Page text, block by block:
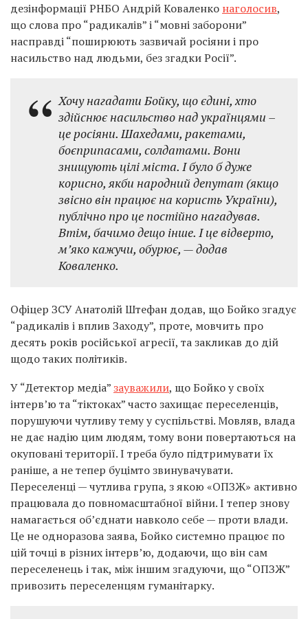
дезінформації РНБО Андрій Коваленко наголосив,
що слова про “радикалів” і “мовні заборони”
насправді “поширюють зазвичай росіяни і про
насильство над людьми, без згадки Росії”.
Хочу нагадати Бойку, що єдині, хто
здійснює насильство над українцями –
це росіяни. Шахедами, ракетами,
боєприпасами, солдатами. Вони
знищують цілі міста. І було б дуже
корисно, якби народний депутат (якщо
звісно він працює на користь України),
публічно про це постійно нагадував.
Втім, бачимо дещо інше. І це відверто,
м’яко кажучи, обурює, — додав
Коваленко.
Офіцер ЗСУ Анатолій Штефан додав, що Бойко згадує
“радикалів і вплив Заходу”, проте, мовчить про
десять років російської агресії, та закликав до дій
щодо таких політиків.
У “Детектор медіа”зауважили, що Бойко у своїх
інтерв’ю та “тіктоках” часто захищає переселенців,
порушуючи чутливу тему у суспільстві. Мовляв, влада
не дає надію цим людям, тому вони повертаються на
окуповані території. І треба було підтримувати їх
раніше, а не тепер буцімто звинувачувати.
Переселенці — чутлива група, з якою «ОПЗЖ» активно
працювала до повномасштабної війни. І тепер знову
намагається об’єднати навколо себе — проти влади.
Це не одноразова заява, Бойко системно працює по
цій точці в різних інтерв’ю, додаючи, що він сам
переселенець і так, між іншим згадуючи, що “ОПЗЖ”
привозить переселенцям гуманітарку.